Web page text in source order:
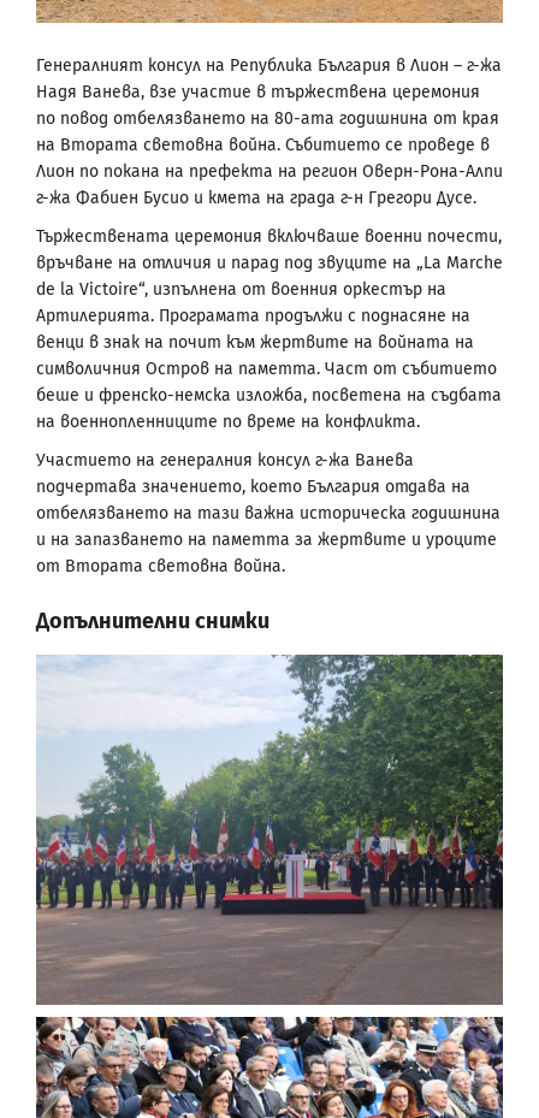
Генералният консул на Република България в Лион – г-жа
Надя Ванева, взе участие в тържествена церемония
по повод отбелязването на 80-ата годишнина от края
на Втората световна война. Събитието се проведе в
Лион по покана на префекта на регион Оверн-Рона-Алпи
г-жа Фабиен Бусио и кмета на града г-н Грегори Дусе.
Тържествената церемония включваше военни почести,
връчване на отличия и парад под звуците на „La Marche
de la Victoire“, изпълнена от военния оркестър на
Артилерията. Програмата продължи с поднасяне на
венци в знак на почит към жертвите на войната на
символичния Остров на паметта. Част от събитието
беше и френско-немска изложба, посветена на съдбата
на военнопленниците по време на конфликта.
Участието на генералния консул г-жа Ванева
подчертава значението, което България отдава на
отбелязването на тази важна историческа годишнина
и на запазването на паметта за жертвите и уроците
от Втората световна война.
Допълнителни снимки